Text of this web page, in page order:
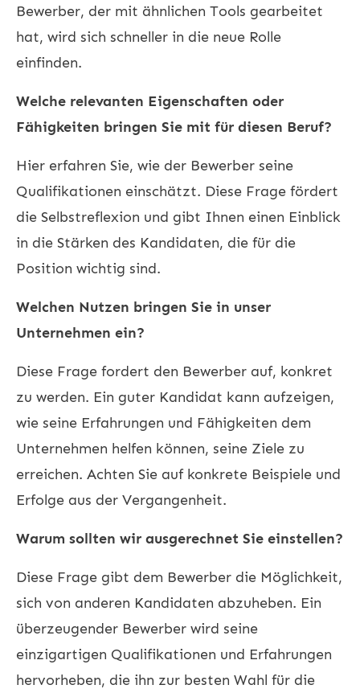
Bewerber, der mit ähnlichen Tools gearbeitet
hat, wird sich schneller in die neue Rolle
einfinden.
Welche relevanten Eigenschaften oder
Fähigkeiten bringen Sie mit für diesen Beruf?
Hier erfahren Sie, wie der Bewerber seine
Qualifikationen einschätzt. Diese Frage fördert
die Selbstreflexion und gibt Ihnen einen Einblick
in die Stärken des Kandidaten, die für die
Position wichtig sind.
Welchen Nutzen bringen Sie in unser
Unternehmen ein?
Diese Frage fordert den Bewerber auf, konkret
zu werden. Ein guter Kandidat kann aufzeigen,
wie seine Erfahrungen und Fähigkeiten dem
Unternehmen helfen können, seine Ziele zu
erreichen. Achten Sie auf konkrete Beispiele und
Erfolge aus der Vergangenheit.
Warum sollten wir ausgerechnet Sie einstellen?
Diese Frage gibt dem Bewerber die Möglichkeit,
sich von anderen Kandidaten abzuheben. Ein
überzeugender Bewerber wird seine
einzigartigen Qualifikationen und Erfahrungen
hervorheben, die ihn zur besten Wahl für die